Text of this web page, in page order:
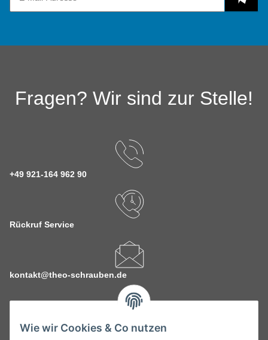
Wie wir Cookies & Co nutzen
Fragen? Wir sind zur Stelle!
+49 921-164 962 90
Rückruf Service
kontakt@theo-schrauben.de